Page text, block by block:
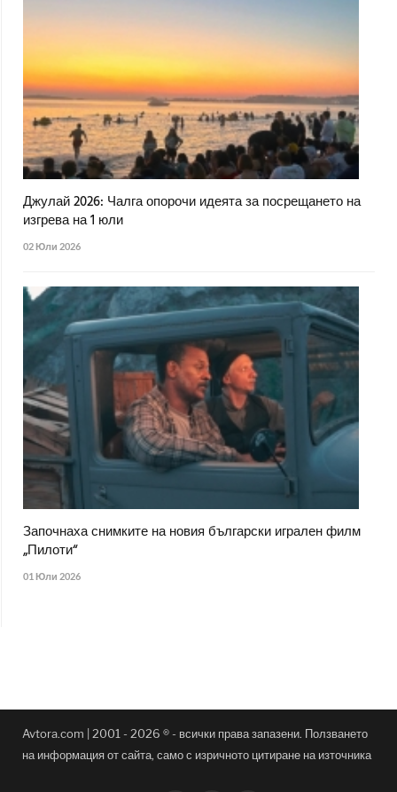
Джулай 2026: Чалга опорочи идеята за посрещането на
изгрева на 1 юли
02 Юли 2026
Започнаха снимките на новия български игрален филм
„Пилоти“
01 Юли 2026
Avtora.com | 2001 - 2026 ® - всички права запазени. Ползването
на информация от сайта, само с изричното цитиране на източника